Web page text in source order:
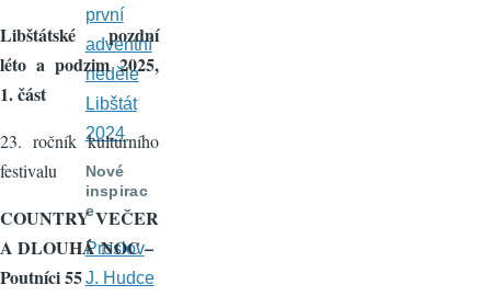
Libštátské pozdní
léto a podzim 2025,
1. část
23. ročník kulturního
festivalu
COUNTRY VEČER
A DLOUHÁ NOC –
Poutníci 55
první
adventní
neděle
Libštát
2024
Nové
inspirac
e
Proslov
J. Hudce